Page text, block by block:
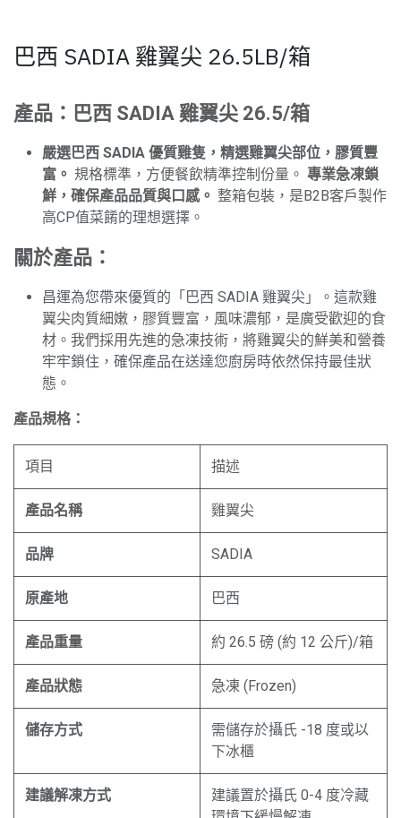
巴西 SADIA 雞翼尖 26.5LB/箱
產品：巴西 SADIA 雞翼尖 26.5/箱
嚴選巴西 SADIA 優質雞隻，精選雞翼尖部位，膠質豐
富。 規格標準，方便餐飲精準控制份量。 專業急凍鎖
鮮，確保產品品質與口感。 整箱包裝，是B2B客戶製作
高CP值菜餚的理想選擇。
關於產品：
昌運為您帶來優質的「巴西 SADIA 雞翼尖」。這款雞
翼尖肉質細嫩，膠質豐富，風味濃郁，是廣受歡迎的食
材。我們採用先進的急凍技術，將雞翼尖的鮮美和營養
牢牢鎖住，確保產品在送達您廚房時依然保持最佳狀
態。
產品規格：
項目 描述
產品名稱 雞翼尖
品牌 SADIA
原產地 巴西
產品重量 約 26.5 磅 (約 12 公斤)/箱
產品狀態 急凍 (Frozen)
儲存方式
需儲存於攝氏 -18 度或以
下冰櫃
建議解凍方式
建議置於攝氏 0-4 度冷藏